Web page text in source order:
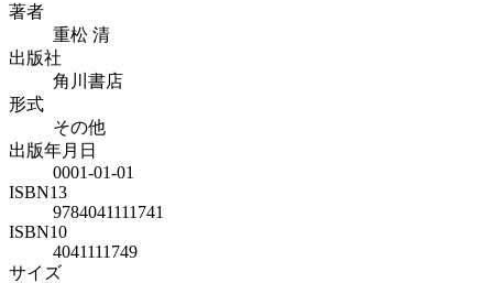
著者
重松 清
出版社
角川書店
形式
その他
出版年月日
0001-01-01
ISBN13
9784041111741
ISBN10
4041111749
サイズ